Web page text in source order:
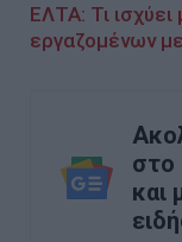
ΕΛΤΑ: Τι
εργαζομένων
στο
και